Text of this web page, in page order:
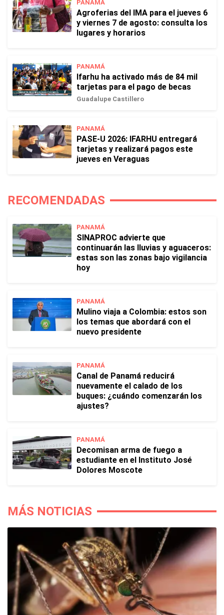
PANAMÁ
Agroferias del IMA para el jueves 6
y viernes 7 de agosto: consulta los
lugares y horarios
PANAMÁ
Ifarhu ha activado más de 84 mil
tarjetas para el pago de becas
Guadalupe Castillero
PANAMÁ
PASE-U 2026: IFARHU entregará
tarjetas y realizará pagos este
jueves en Veraguas
RECOMENDADAS
PANAMÁ
SINAPROC advierte que
continuarán las lluvias y aguaceros:
estas son las zonas bajo vigilancia
hoy
PANAMÁ
Mulino viaja a Colombia: estos son
los temas que abordará con el
nuevo presidente
PANAMÁ
Canal de Panamá reducirá
nuevamente el calado de los
buques: ¿cuándo comenzarán los
ajustes?
PANAMÁ
Decomisan arma de fuego a
estudiante en el Instituto José
Dolores Moscote
MÁS NOTICIAS